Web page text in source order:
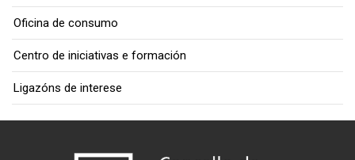
Oficina de consumo
Centro de iniciativas e formación
Ligazóns de interese